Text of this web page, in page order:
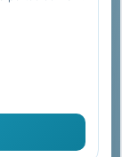
global
fait confiance